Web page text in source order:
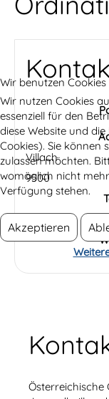
Villach
9500
Österreichische
Wir benutzen Cookies
Wir nutzen Cookies
essenziell für den
diese Website und
Cookies). Sie können
zulassen möchten.
womöglich nicht
Verfügung stehen.
Akzeptieren